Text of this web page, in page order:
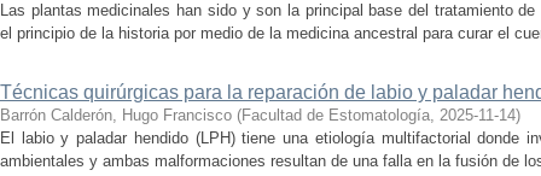
Las plantas medicinales han sido y son la principal base del tratamiento
el principio de la historia por medio de la medicina ancestral para curar el
Técnicas quirúrgicas para la reparación de labio y paladar
Barrón Calderón, Hugo Francisco (Facultad de Estomatología, 2025-11-14)
El labio y paladar hendido (LPH) tiene una etiología multifactorial donde
ambientales y ambas malformaciones resultan de una falla en la fusión de